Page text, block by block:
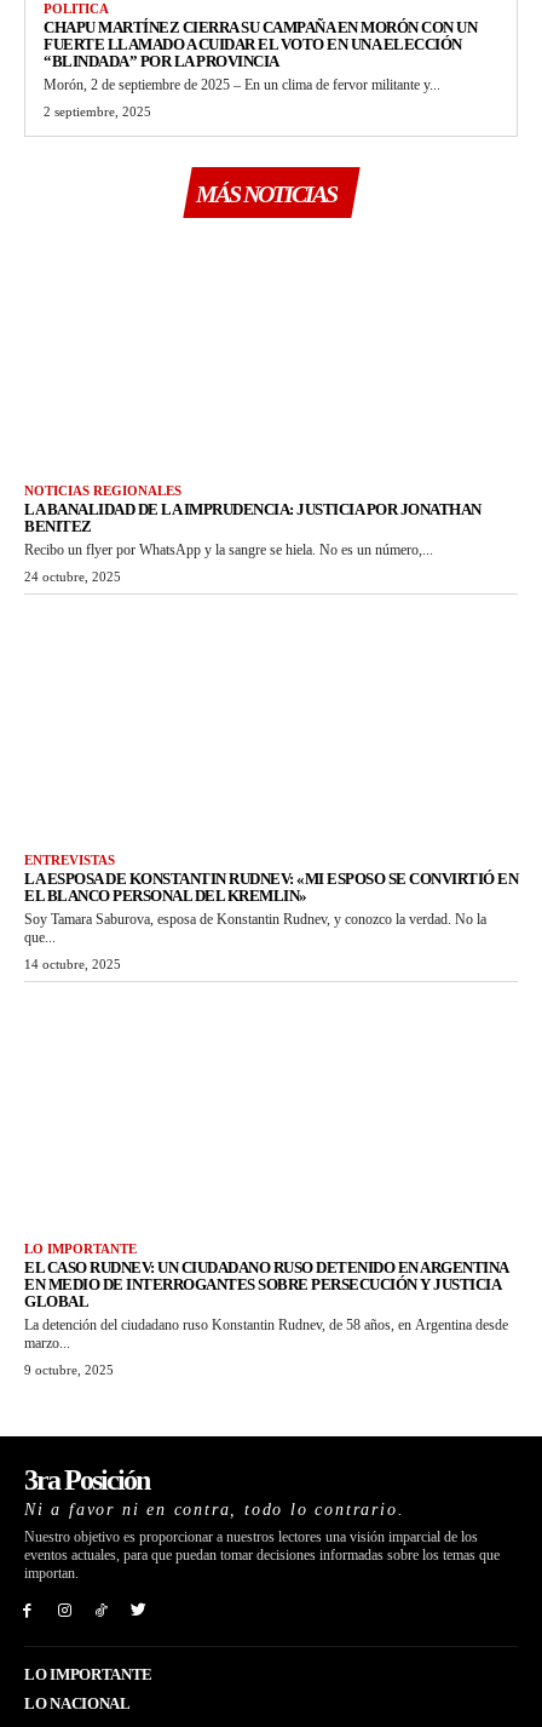
POLITICA
CHAPU MARTÍNEZ CIERRA SU CAMPAÑA EN MORÓN CON UN
FUERTE LLAMADO A CUIDAR EL VOTO EN UNA ELECCIÓN
“BLINDADA” POR LA PROVINCIA
Morón, 2 de septiembre de 2025 – En un clima de fervor militante y...
2 septiembre, 2025
MÁS NOTICIAS
NOTICIAS REGIONALES
LA BANALIDAD DE LA IMPRUDENCIA: JUSTICIA POR JONATHAN
BENITEZ
Recibo un flyer por WhatsApp y la sangre se hiela. No es un número,...
24 octubre, 2025
ENTREVISTAS
LA ESPOSA DE KONSTANTIN RUDNEV: «MI ESPOSO SE CONVIRTIÓ EN
EL BLANCO PERSONAL DEL KREMLIN»
Soy Tamara Saburova, esposa de Konstantin Rudnev, y conozco la verdad. No la
que...
14 octubre, 2025
LO IMPORTANTE
EL CASO RUDNEV: UN CIUDADANO RUSO DETENIDO EN ARGENTINA
EN MEDIO DE INTERROGANTES SOBRE PERSECUCIÓN Y JUSTICIA
GLOBAL
La detención del ciudadano ruso Konstantin Rudnev, de 58 años, en Argentina desde
marzo...
9 octubre, 2025
3ra Posición
Ni a favor ni en contra, todo lo contrario.
Nuestro objetivo es proporcionar a nuestros lectores una visión imparcial de los
eventos actuales, para que puedan tomar decisiones informadas sobre los temas que
importan.
LO IMPORTANTE
LO NACIONAL